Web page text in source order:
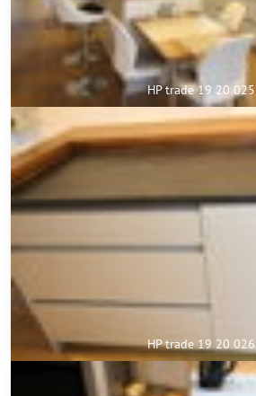
HP trade 19 20 025
HP trade 19 20 026